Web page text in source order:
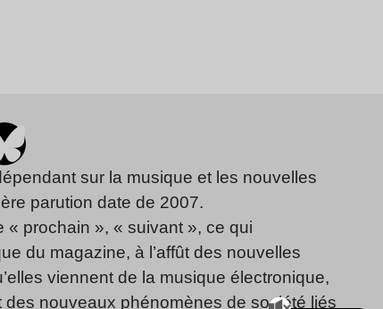
sur la musique et les nouvelles
parution date de 2007.
« prochain », « suivant », ce qui
du magazine, à l’affût des nouvelles
viennent de la musique électronique,
nouveaux phénomènes de société liés